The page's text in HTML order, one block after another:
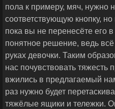
пола к примеру, мяч, нужно
соответствующую кнопку,
пока вы не перенесёте его
понятное решение, ведь
руках девочки. Таким
нас почувствовать
вжились в предлагаемый
раз нужно будет
тяжёлые ящики и тележки.